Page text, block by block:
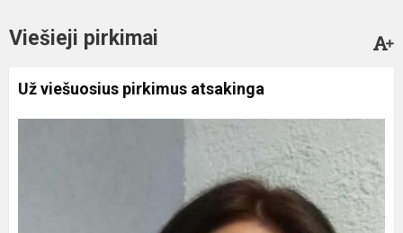
Viešieji pirkimai
Už viešuosius pirkimus atsakinga